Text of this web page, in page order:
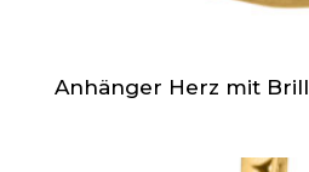
Anhänger Herz mit Brill